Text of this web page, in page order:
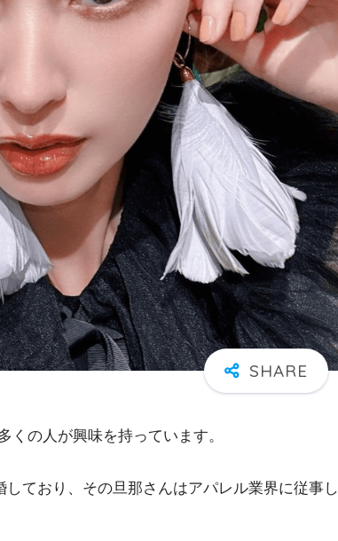
くの人が興味を持っています。
ており、その旦那さんはアパレル業界に従事し